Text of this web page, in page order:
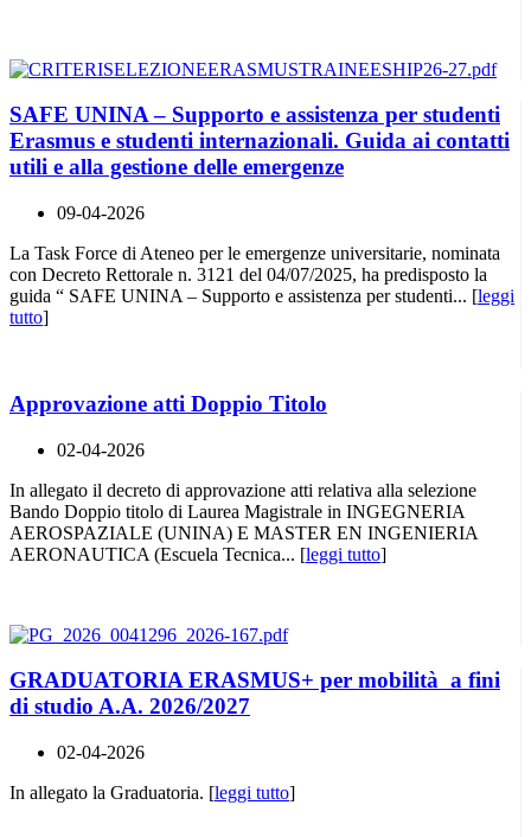
SAFE UNINA – Supporto e assistenza per studenti
Erasmus e studenti internazionali. Guida ai contatti
utili e alla gestione delle emergenze
09-04-2026
La Task Force di Ateneo per le emergenze universitarie, nominata
con Decreto Rettorale n. 3121 del 04/07/2025, ha predisposto la
guida “ SAFE UNINA – Supporto e assistenza per studenti... [leggi
tutto]
Approvazione atti Doppio Titolo
02-04-2026
In allegato il decreto di approvazione atti relativa alla selezione
Bando Doppio titolo di Laurea Magistrale in INGEGNERIA
AEROSPAZIALE (UNINA) E MASTER EN INGENIERIA
AERONAUTICA (Escuela Tecnica... [leggi tutto]
GRADUATORIA ERASMUS+ per mobilità a fini
di studio A.A. 2026/2027
02-04-2026
In allegato la Graduatoria. [leggi tutto]